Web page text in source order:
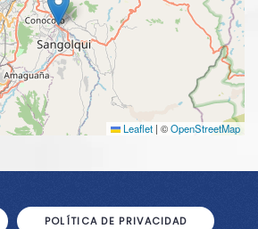
Leaflet | ©OpenStreetMap
POLÍTICA DE PRIVACIDAD